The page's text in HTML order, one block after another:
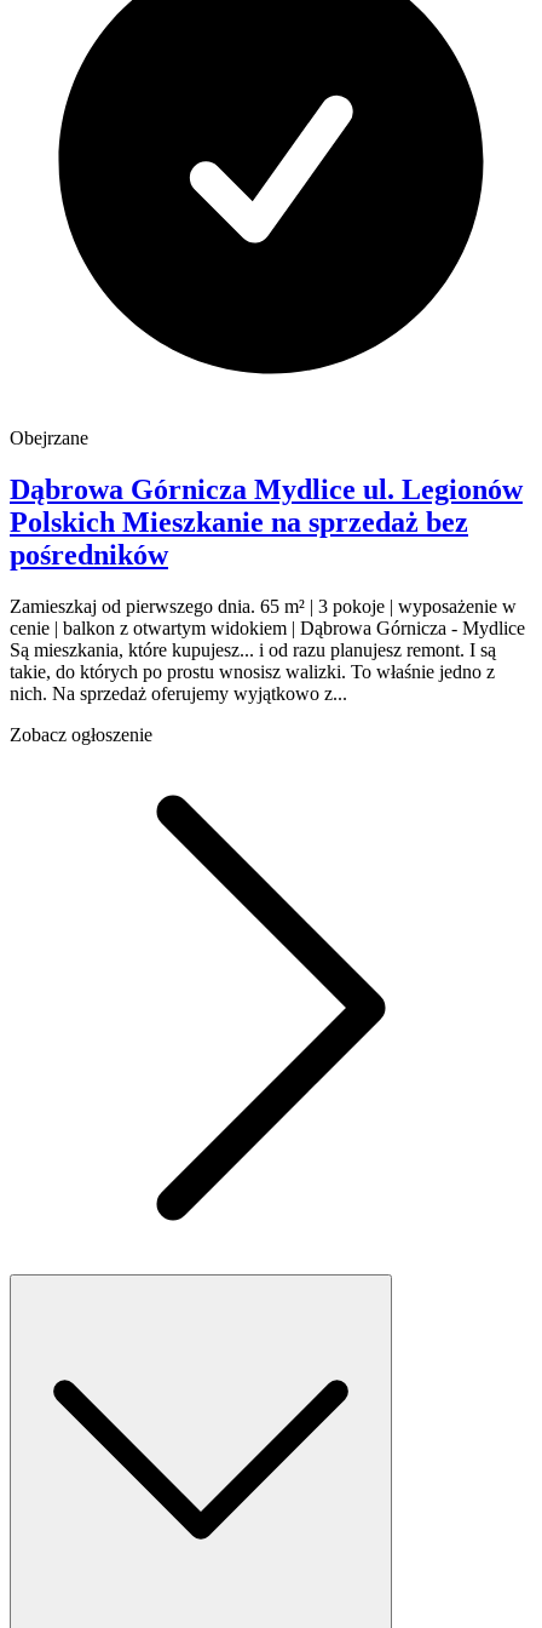
Obejrzane
Dąbrowa Górnicza Mydlice ul. Legionów
Polskich Mieszkanie na sprzedaż bez
pośredników
Zamieszkaj od pierwszego dnia. 65 m² | 3 pokoje | wyposażenie w
cenie | balkon z otwartym widokiem | Dąbrowa Górnicza - Mydlice
Są mieszkania, które kupujesz... i od razu planujesz remont. I są
takie, do których po prostu wnosisz walizki. To właśnie jedno z
nich. Na sprzedaż oferujemy wyjątkowo z...
Zobacz ogłoszenie